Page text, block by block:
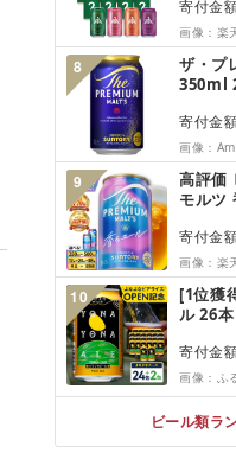
麦酒
クラフ
ギフト
寄付金
画像：楽
8
ザ・プ
350ml
ル ギフ
寄付金
画像：
9
高評価
モルツ
定期便
48本
生ビー
アルコ
お取り
千代田町
寄付金
画像：楽
10
[1位獲
ル 26
寄付金
画像：ふ
ビール類ラ